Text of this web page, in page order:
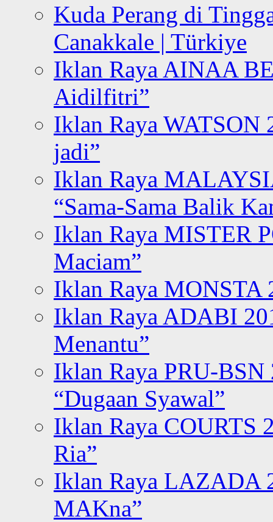
Kuda Perang di
Canakkale | Türkiye
Iklan Raya AINAA
Aidilfitri”
Iklan Raya WATSON
jadi”
Iklan Raya
“Sama-Sama Balik
Iklan Raya MISTER
Maciam”
Iklan Raya MONSTA
Iklan Raya ADABI
Menantu”
Iklan Raya PRU-BSN
“Dugaan Syawal”
Iklan Raya COURTS
Ria”
Iklan Raya LAZADA
MAKna”